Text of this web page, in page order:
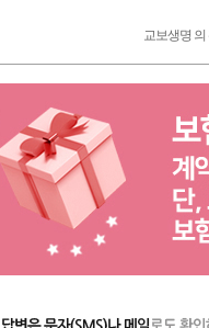
교보생명